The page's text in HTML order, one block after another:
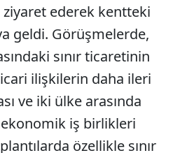
ziyaret ederek kentteki
geldi. Görüşmelerde,
sınır ticaretinin
ilişkilerin daha ileri
ve iki ülke arasında
iş birlikleri
özellikle sınır